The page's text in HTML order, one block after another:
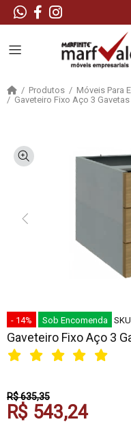
Produtos Móveis Para
Gaveteiro Fixo Aço 3 Gavetas
- 14% Sob Encomenda
Gaveteiro Fixo Aço 3
R$ 635,35
R$ 543,24